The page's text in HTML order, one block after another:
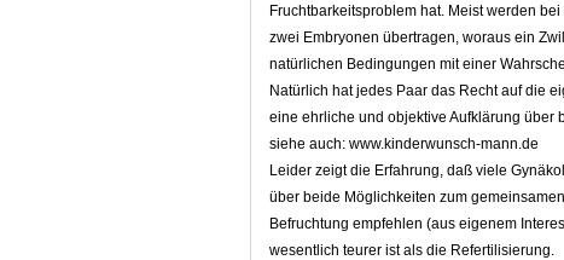
Fruchtbarkeitsproblem hat. Meist werden
zwei Embryonen übertragen, woraus ein
natürlichen Bedingungen mit einer
Natürlich hat jedes Paar das Recht auf die
eine ehrliche und objektive Aufklärung über
siehe auch: www.kinderwunsch-mann.de
Leider zeigt die Erfahrung, daß viele
über beide Möglichkeiten zum
Befruchtung empfehlen (aus eigenem
wesentlich teurer ist als die Refertilisierung.